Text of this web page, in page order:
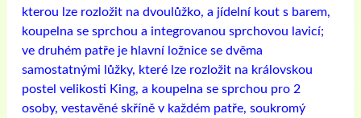
kterou lze rozložit na dvoulůžko, a jídelní kout s barem,
koupelna se sprchou a integrovanou sprchovou lavicí;
ve druhém patře je hlavní ložnice se dvěma
samostatnými lůžky, které lze rozložit na královskou
postel velikosti King, a koupelna se sprchou pro 2
osoby, vestavěné skříně v každém patře, soukromý